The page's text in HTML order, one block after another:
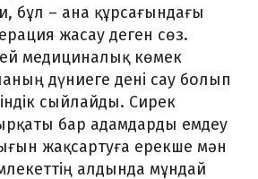
бұл – ана құрсағындағы
жасау деген сөз.
медициналық көмек
дүниеге дені сау болып
сыйлайды. Сирек
бар адамдарды емдеу
жақсартуға ерекше мән
алдында мұндай